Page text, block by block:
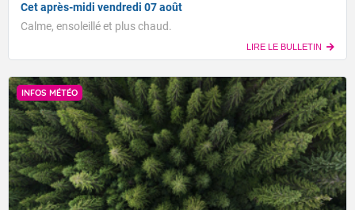
Cet après-midi vendredi 07 août
Calme, ensoleillé et plus chaud.
LIRE LE BULLETIN
INFOS MÉTÉO